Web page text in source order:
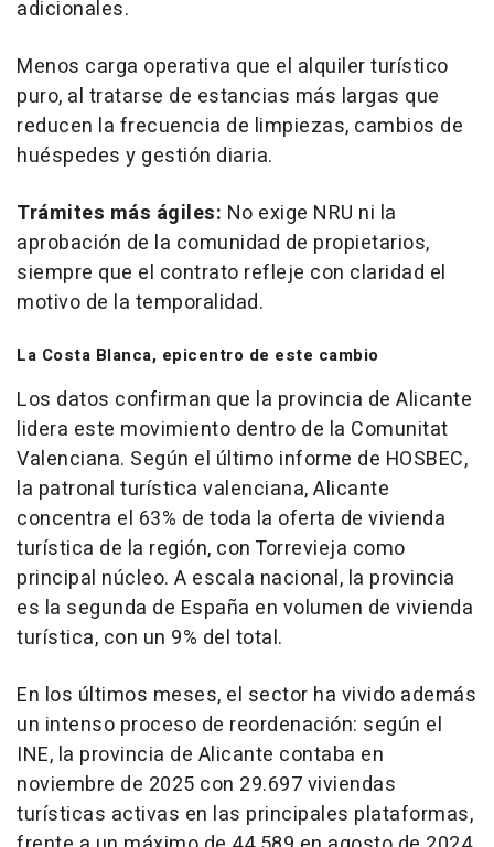
adicionales.
Menos carga operativa que el alquiler turístico
puro, al tratarse de estancias más largas que
reducen la frecuencia de limpiezas, cambios de
huéspedes y gestión diaria.
Trámites más ágiles: No exige NRU ni la
aprobación de la comunidad de propietarios,
siempre que el contrato refleje con claridad el
motivo de la temporalidad.
La Costa Blanca, epicentro de este cambio
Los datos confirman que la provincia de Alicante
lidera este movimiento dentro de la Comunitat
Valenciana. Según el último informe de HOSBEC,
la patronal turística valenciana, Alicante
concentra el 63% de toda la oferta de vivienda
turística de la región, con Torrevieja como
principal núcleo. A escala nacional, la provincia
es la segunda de España en volumen de vivienda
turística, con un 9% del total.
En los últimos meses, el sector ha vivido además
un intenso proceso de reordenación: según el
INE, la provincia de Alicante contaba en
noviembre de 2025 con 29.697 viviendas
turísticas activas en las principales plataformas,